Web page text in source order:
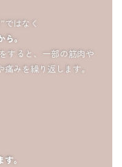
ではなく
。
すると、一部の筋肉や
みを繰り返します。
。